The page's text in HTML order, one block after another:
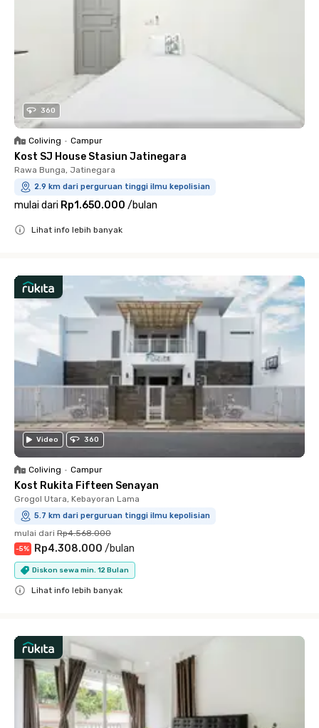
360
Coliving • Campur
Kost SJ House Stasiun Jatinegara
Rawa Bunga, Jatinegara
2.9 km dari perguruan tinggi ilmu kepolisian
mulai dari Rp1.650.000 /bulan
Lihat info lebih banyak
Video 360
Coliving • Campur
Kost Rukita Fifteen Senayan
Grogol Utara, Kebayoran Lama
5.7 km dari perguruan tinggi ilmu kepolisian
mulai dari Rp4.568.000
-5% Rp4.308.000 /bulan
Diskon sewa min. 12 Bulan
Lihat info lebih banyak